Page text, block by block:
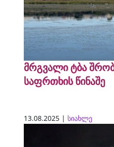
მრგვალი ტბა
საფრთხის წინაშე
13.08.2025 | სიახლე